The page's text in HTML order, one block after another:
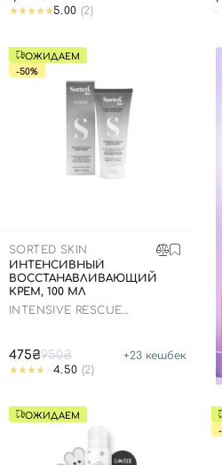
5.00 (2)
ОЖИДАЕМ
-50%
SORTED SKIN
ИНТЕНСИВНЫЙ
ВОССТАНАВЛИВАЮЩИЙ
КРЕМ, 100 МЛ
INTENSIVE RESCUE
475₴950₴ +23 кешбек
4.50 (2)
ОЖИДАЕМ
Отправляя форму для
принимаете условия
Войти с